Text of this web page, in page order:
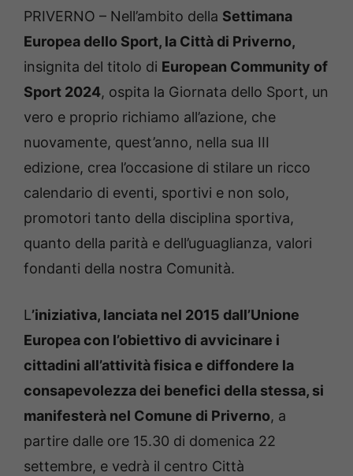
PRIVERNO – Nell’ambito della Settimana
Europea dello Sport, la Città di Priverno,
insignita del titolo di European Community of
Sport 2024, ospita la Giornata dello Sport, un
vero e proprio richiamo all’azione, che
nuovamente, quest’anno, nella sua III
edizione, crea l’occasione di stilare un ricco
calendario di eventi, sportivi e non solo,
promotori tanto della disciplina sportiva,
quanto della parità e dell’uguaglianza, valori
fondanti della nostra Comunità.
L’iniziativa, lanciata nel 2015 dall’Unione
Europea con l’obiettivo di avvicinare i
cittadini all’attività fisica e diffondere la
consapevolezza dei benefici della stessa, si
manifesterà nel Comune di Priverno, a
partire dalle ore 15.30 di domenica 22
settembre, e vedrà il centro Città